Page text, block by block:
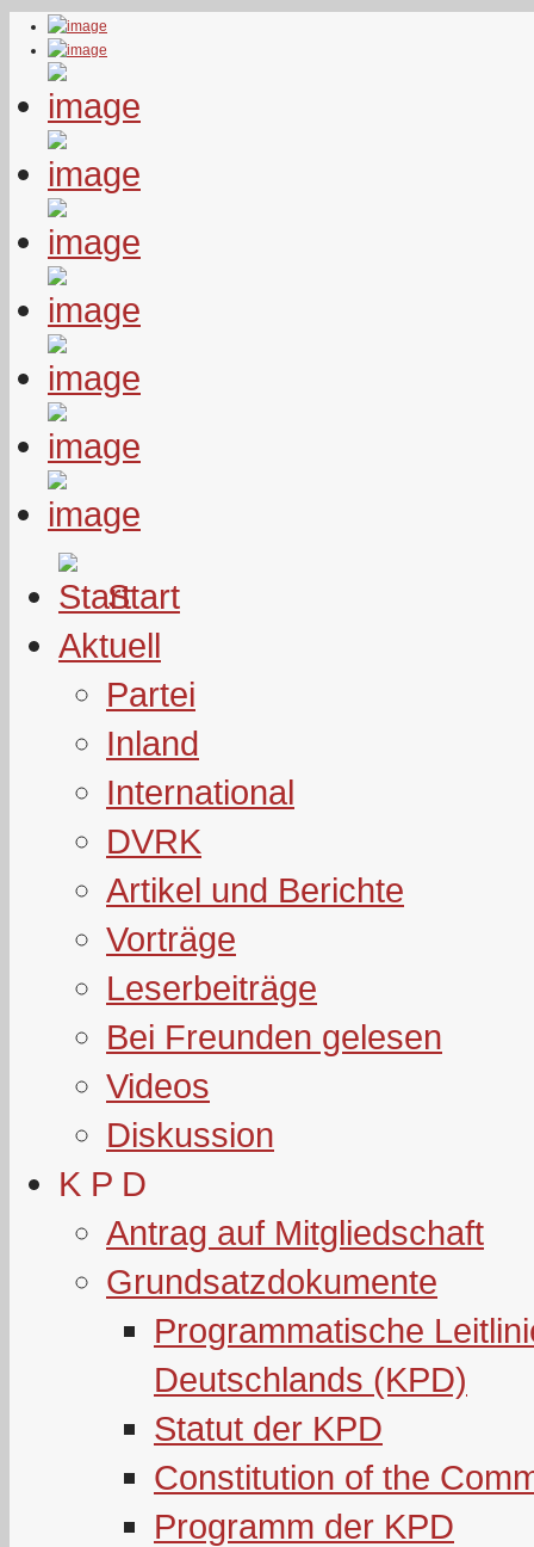
Start
Aktuell
Partei
Inland
International
DVRK
Artikel und Berichte
Vorträge
Leserbeiträge
Bei Freunden gelesen
Videos
Diskussion
K P D
Antrag auf Mitgliedschaft
Grundsatzdokumente
Programmatische
Deutschlands (KPD)
Statut der KPD
Constitution of the
Programm der KPD